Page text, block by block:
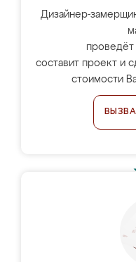
Дизайнер-
проведёт
составит проект и
стоимости